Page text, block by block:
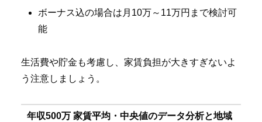
ボーナス込の場合は月10万～11万円まで検討可
能
生活費や貯金も考慮し、家賃負担が大きすぎないよ
う注意しましょう。
年収500万 家賃平均・中央値のデータ分析と地域